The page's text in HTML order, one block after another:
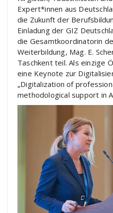
Expert*innen aus
die Zukunft der
Einladung der GIZ
die Gesamtkoordinatorin
Weiterbildung, Mag. E.
Taschkent teil. Als einzige
eine Keynote zur
„Digitalization of
methodological support in